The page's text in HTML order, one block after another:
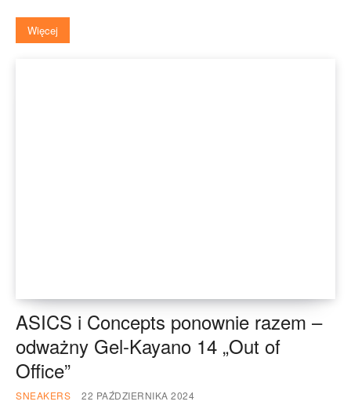
Więcej
ASICS i Concepts ponownie razem –
odważny Gel-Kayano 14 „Out of
Office”
SNEAKERS 22 PAŹDZIERNIKA 2024